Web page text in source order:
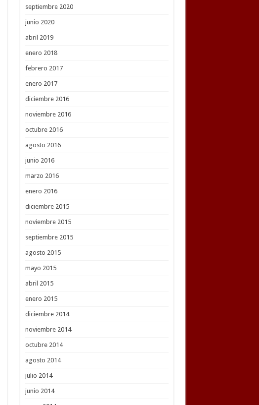
septiembre 2020
junio 2020
abril 2019
enero 2018
febrero 2017
enero 2017
diciembre 2016
noviembre 2016
octubre 2016
agosto 2016
junio 2016
marzo 2016
enero 2016
diciembre 2015
noviembre 2015
septiembre 2015
agosto 2015
mayo 2015
abril 2015
enero 2015
diciembre 2014
noviembre 2014
octubre 2014
agosto 2014
julio 2014
junio 2014